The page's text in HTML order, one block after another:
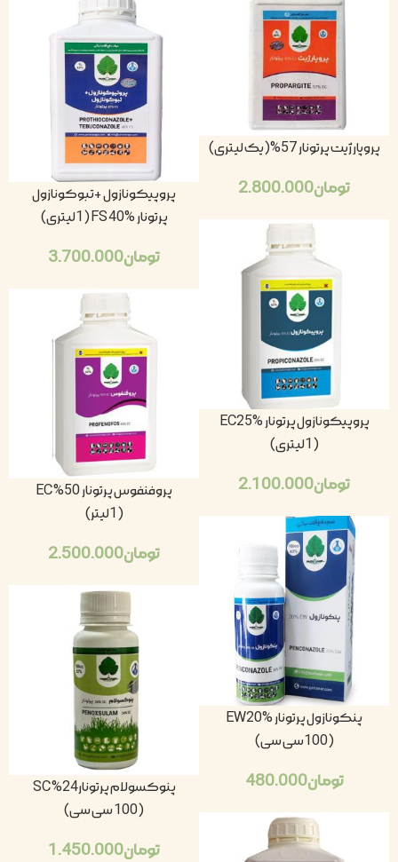
پروپارژیت پرتونار 57%(یک لیتری)
تومان2.800.000
پروپیکونازول +تبوکونازول
پرتونار FS 40% (1لیتری)
تومان3.700.000
پروپیکونازول پرتونار EC25%
(1لیتری)
تومان2.100.000
پروفنفوس پرتونار 50% EC
(1لیتر)
تومان2.500.000
پنکونازول پرتونار EW20%
(100سی سی)
تومان480.000
پنوکسولام پرتونار24% SC
(100 سی سی)
تومان1.450.000